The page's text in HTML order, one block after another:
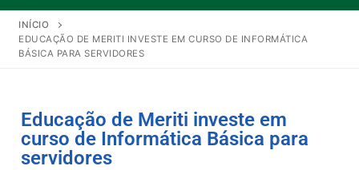
INÍCIO
EDUCAÇÃO DE MERITI INVESTE EM CURSO DE INFORMÁTICA
BÁSICA PARA SERVIDORES
Educação de Meriti investe em
curso de Informática Básica para
servidores